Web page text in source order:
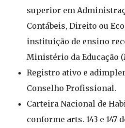
superior em
Contábeis, Direito ou
instituição de ensino
Ministério da Educação
Registro ativo e
Conselho Profissional.
Carteira Nacional de
conforme arts. 143 e 147